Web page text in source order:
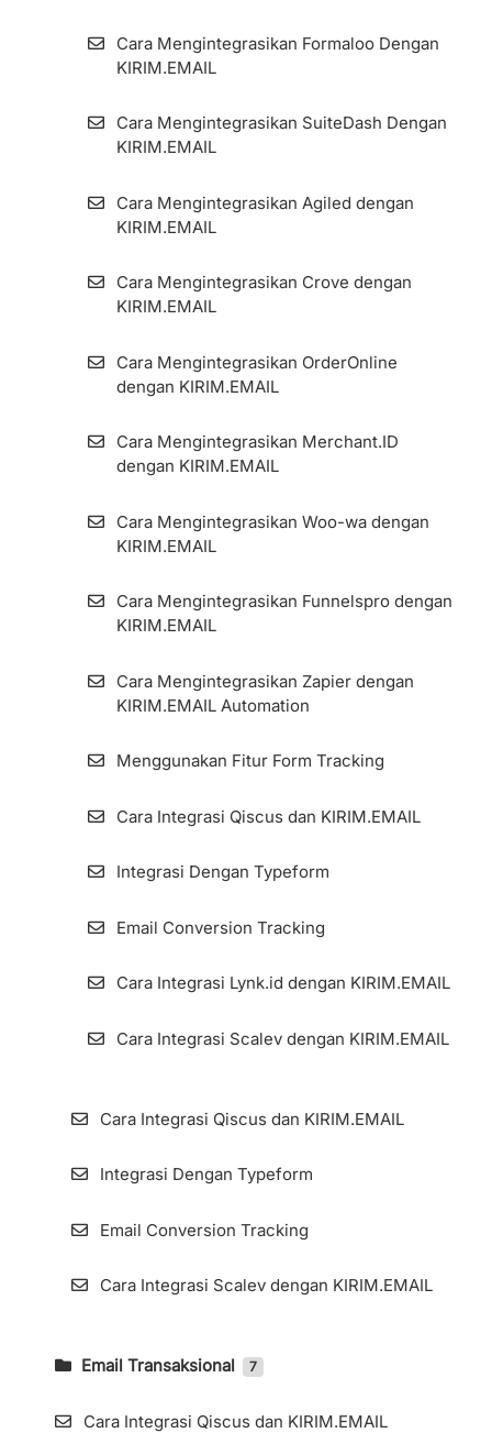
Cara Mengintegrasikan Formaloo Dengan
KIRIM.EMAIL
Cara Mengintegrasikan SuiteDash Dengan
KIRIM.EMAIL
Cara Mengintegrasikan Agiled dengan
KIRIM.EMAIL
Cara Mengintegrasikan Crove dengan
KIRIM.EMAIL
Cara Mengintegrasikan OrderOnline
dengan KIRIM.EMAIL
Cara Mengintegrasikan Merchant.ID
dengan KIRIM.EMAIL
Cara Mengintegrasikan Woo-wa dengan
KIRIM.EMAIL
Cara Mengintegrasikan Funnelspro dengan
KIRIM.EMAIL
Cara Mengintegrasikan Zapier dengan
KIRIM.EMAIL Automation
Menggunakan Fitur Form Tracking
Cara Integrasi Qiscus dan KIRIM.EMAIL
Integrasi Dengan Typeform
Email Conversion Tracking
Cara Integrasi Lynk.id dengan KIRIM.EMAIL
Cara Integrasi Scalev dengan KIRIM.EMAIL
Cara Integrasi Qiscus dan KIRIM.EMAIL
Integrasi Dengan Typeform
Email Conversion Tracking
Cara Integrasi Scalev dengan KIRIM.EMAIL
Email Transaksional 7
(1/4)
Cara Integrasi Qiscus dan KIRIM.EMAIL